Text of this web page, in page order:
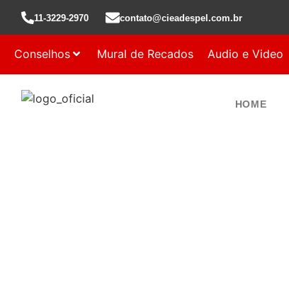
11-3229-2970 contato@cieadespel.com.br
Conselhos Mural de Recados Audio e Video
HOME